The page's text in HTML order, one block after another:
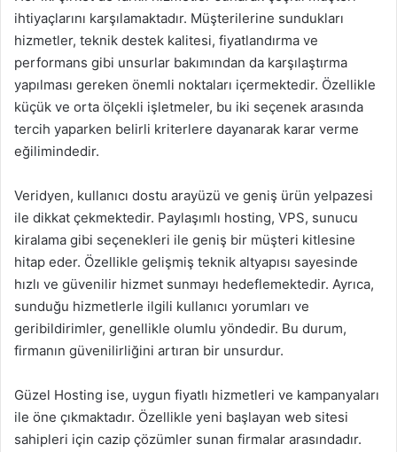
ihtiyaçlarını karşılamaktadır. Müşterilerine sundukları
hizmetler, teknik destek kalitesi, fiyatlandırma ve
performans gibi unsurlar bakımından da karşılaştırma
yapılması gereken önemli noktaları içermektedir. Özellikle
küçük ve orta ölçekli işletmeler, bu iki seçenek arasında
tercih yaparken belirli kriterlere dayanarak karar verme
eğilimindedir.
Veridyen, kullanıcı dostu arayüzü ve geniş ürün yelpazesi
ile dikkat çekmektedir. Paylaşımlı hosting, VPS, sunucu
kiralama gibi seçenekleri ile geniş bir müşteri kitlesine
hitap eder. Özellikle gelişmiş teknik altyapısı sayesinde
hızlı ve güvenilir hizmet sunmayı hedeflemektedir. Ayrıca,
sunduğu hizmetlerle ilgili kullanıcı yorumları ve
geribildirimler, genellikle olumlu yöndedir. Bu durum,
firmanın güvenilirliğini artıran bir unsurdur.
Güzel Hosting ise, uygun fiyatlı hizmetleri ve kampanyaları
ile öne çıkmaktadır. Özellikle yeni başlayan web sitesi
sahipleri için cazip çözümler sunan firmalar arasındadır.